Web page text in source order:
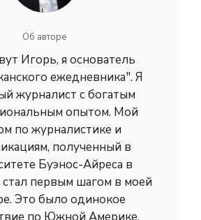
Об авторе
Игорь, я основатель
ежедневника". Я
журналист с богатым
опытом. Мой
по журналистике и
полученный в
Буэнос-Айреса в
первым шагом в моей
Это было одинокое
по Южной Америке,